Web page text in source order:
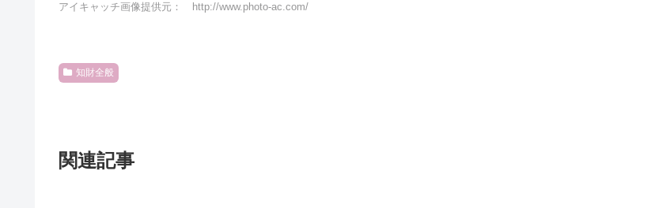
アイキャッチ画像提供元： http://www.photo-ac.com/
知財全般
関連記事